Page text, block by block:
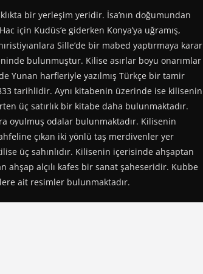
bir yerleşim yeridir. İsa’nın doğumundan
için Kudüs’e giderken Konya’ya uğramış,
Sille’de bir mabed yaptırmaya karar
bulunmuştur. Kilise asırlar boyu onarımlar
Yunan harfleriyle yazılmış Türkçe bir tamir
tarihlidir. Aynı kitabenin üzerinde ise kilisenin
üç satırlık bir kitabe daha bulunmaktadır.
oyulmuş odalar bulunmaktadır. Kilisenin
çıkan iki yönlü taş merdivenler yer
üç sahınlıdır. Kilisenin içerisinde ahşaptan
ahşap alçılı kafes bir sanat şaheseridir. Kubbe
ait resimler bulunmaktadır.